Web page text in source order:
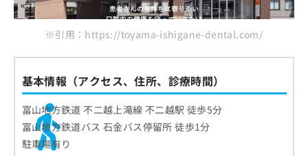
※引用：https://toyama-ishigane-dental.com/
基本情報（アクセス、住所、診療時間）
富山地方鉄道 不二越上滝線 不二越駅 徒歩5分
富山地方鉄道バス 石金バス停留所 徒歩1分
駐車場有り